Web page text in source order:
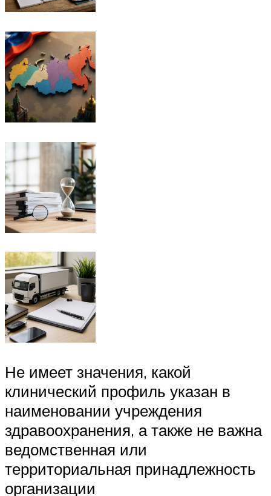
Не имеет значения, какой
клинический профиль указан в
наименовании учреждения
здравоохранения, а также не важна
ведомственная или
территориальная принадлежность
организации